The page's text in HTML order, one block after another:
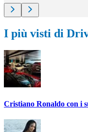
I più visti di
Cristiano Ronaldo con i